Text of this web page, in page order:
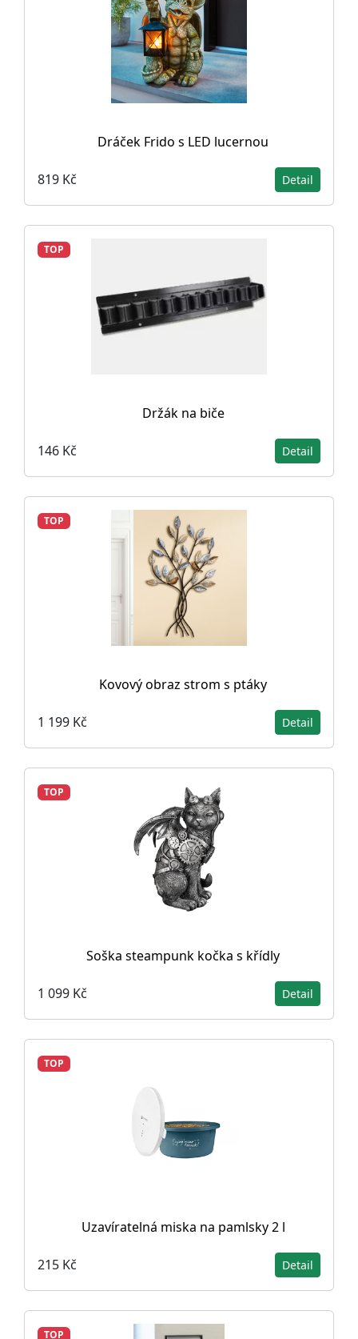
Dráček Frido s LED lucernou
819 Kč Detail
TOP
Držák na biče
146 Kč Detail
TOP
Kovový obraz strom s ptáky
1 199 Kč Detail
TOP
Soška steampunk kočka s křídly
1 099 Kč Detail
TOP
Uzavíratelná miska na pamlsky 2 l
215 Kč Detail
TOP